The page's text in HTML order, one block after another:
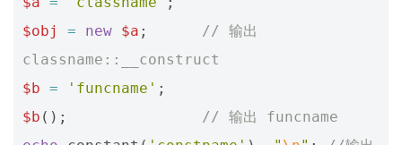
$obj
= new $a ;
// 输出
classname::__construct
$b = 'funcname' ;
$b ();
// 输出 funcname